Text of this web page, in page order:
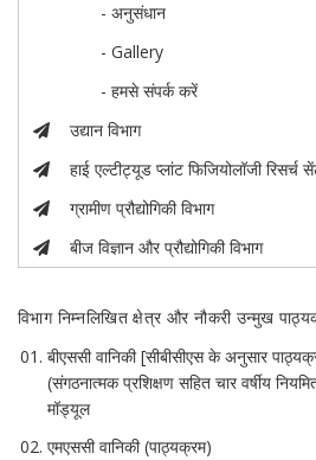
- अनुसंधान
- Gallery
- हमसे संपर्क करें
उद्यान विभाग
हाई एल्टीट्यूड प्लांट फिजियोलॉजी रिसर्च
ग्रामीण प्रौद्योगिकी विभाग
बीज विज्ञान और प्रौद्योगिकी विभाग
विभाग निम्नलिखित क्षेत्र और नौकरी उन्मुख
बीएससी वानिकी [सीबीसीएस के अनुसार
(संगठनात्मक प्रशिक्षण सहित चार वर्षीय
मॉड्यूल
एमएससी वानिकी (पाठ्यक्रम)